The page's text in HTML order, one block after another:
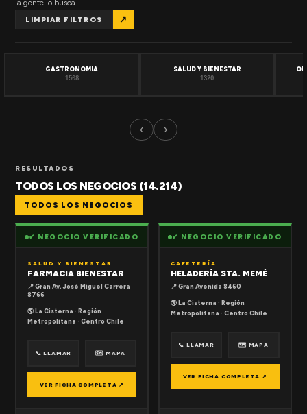
la gente lo busca.
LIMPIAR FILTROS ↗
GASTRONOMIA
1508
SALUD Y BIENESTAR
1320
‹ ›
RESULTADOS
TODOS LOS NEGOCIOS (14.214)
TODOS LOS NEGOCIOS
✔ NEGOCIO VERIFICADO
SALUD Y BIENESTAR
FARMACIA BIENESTAR
📍 Gran Av. José Miguel Carrera
8766
🌎 La Cisterna · Región
Metropolitana · Centro Chile
📞 LLAMAR 🗺 MAPA
VER FICHA COMPLETA ↗
✔ NEGOCIO VERIFICADO
CAFETERÍA
HELADERÍA STA. MEMÉ
📍 Gran Avenida 8460
🌎 La Cisterna · Región
Metropolitana · Centro Chile
📞 LLAMAR 🗺 MAPA
VER FICHA COMPLETA ↗